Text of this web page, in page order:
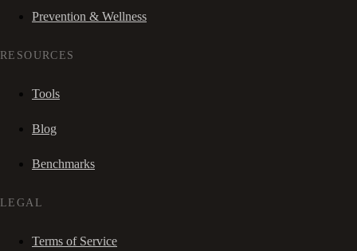
Prevention & Wellness
RESOURCES
Tools
Blog
Benchmarks
LEGAL
Terms of Service